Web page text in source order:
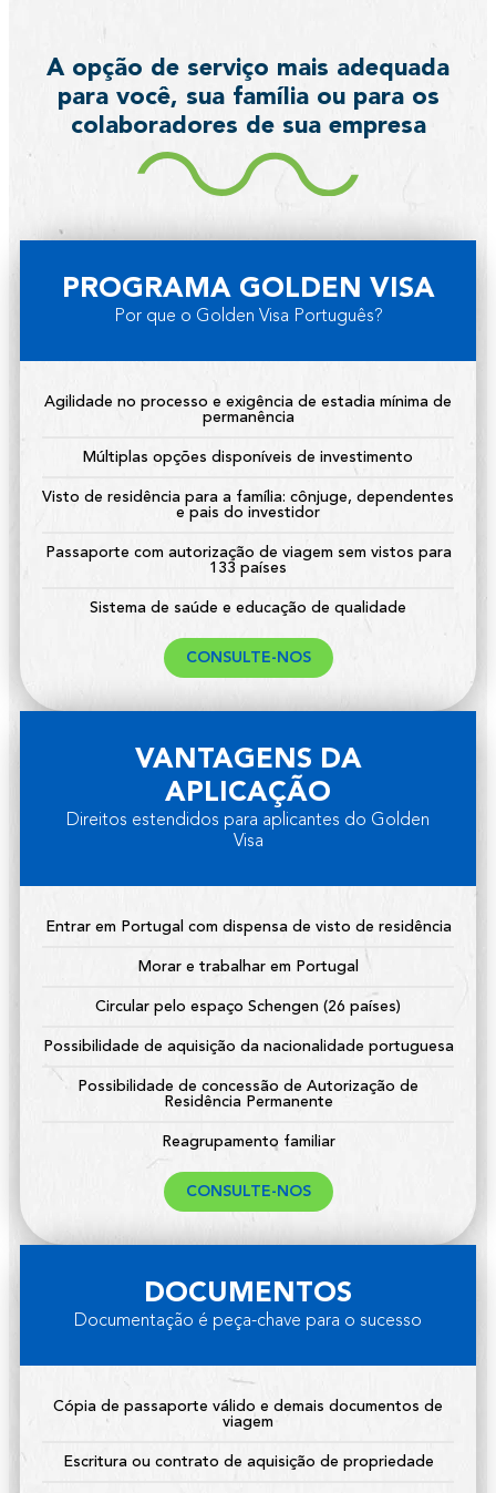
A opção de serviço mais adequada
para você, sua família ou para os
colaboradores de sua empresa
PROGRAMA GOLDEN VISA
Por que o Golden Visa Português?
Agilidade no processo e exigência de estadia mínima de
permanência
Múltiplas opções disponíveis de investimento
Visto de residência para a família: cônjuge, dependentes
e pais do investidor
Passaporte com autorização de viagem sem vistos para
133 países
Sistema de saúde e educação de qualidade
CONSULTE-NOS
VANTAGENS DA
APLICAÇÃO
Direitos estendidos para aplicantes do Golden
Visa
Entrar em Portugal com dispensa de visto de residência
Morar e trabalhar em Portugal
Circular pelo espaço Schengen (26 países)
Possibilidade de aquisição da nacionalidade portuguesa
Possibilidade de concessão de Autorização de
Residência Permanente
Reagrupamento familiar
CONSULTE-NOS
DOCUMENTOS
Documentação é peça-chave para o sucesso
Cópia de passaporte válido e demais documentos de
viagem
Escritura ou contrato de aquisição de propriedade